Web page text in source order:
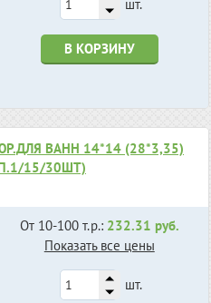
шт.
В КОРЗИНУ
ВАНН 14*14 (28*3,35)
15/30ШТ)
От 10-100 т.р.: 232.31 руб.
Показать все цены
шт.